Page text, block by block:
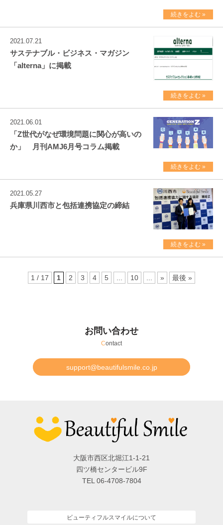
続きをよむ »
2021.07.21
サステナブル・ビジネス・マガジン
「alterna」に掲載
続きをよむ »
2021.06.01
「Z世代がなぜ環境問題に関心が高いの
か」 月刊AMJ6月号コラム掲載
続きをよむ »
2021.05.27
兵庫県川西市と包括連携協定の締結
続きをよむ »
1 / 17 1 2 3 4 5 ... 10 ... » 最後 »
お問い合わせ
Contact
support@beautifulsmile.co.jp
大阪市西区北堀江1-1-21
四ツ橋センタービル9F
TEL 06-4708-7804
ビューティフルスマイルについて